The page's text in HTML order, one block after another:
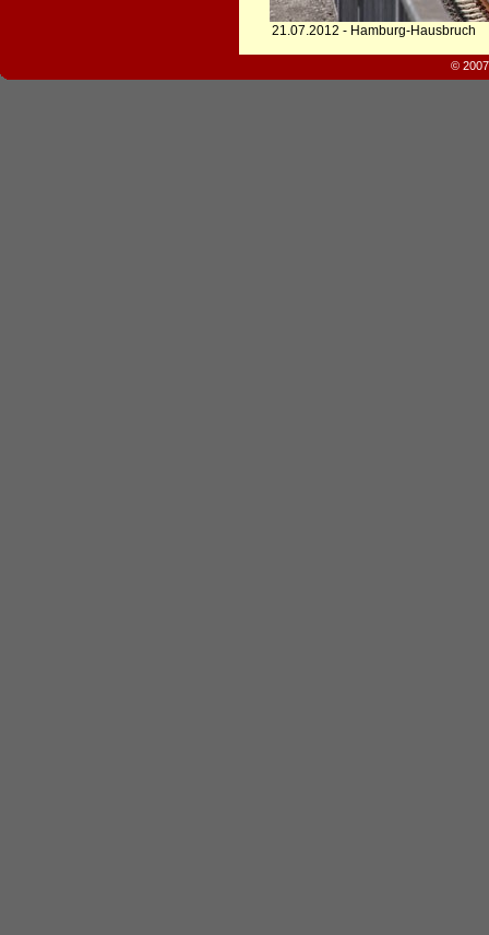
21.07.2012 - Hamburg-Hausbruch
©